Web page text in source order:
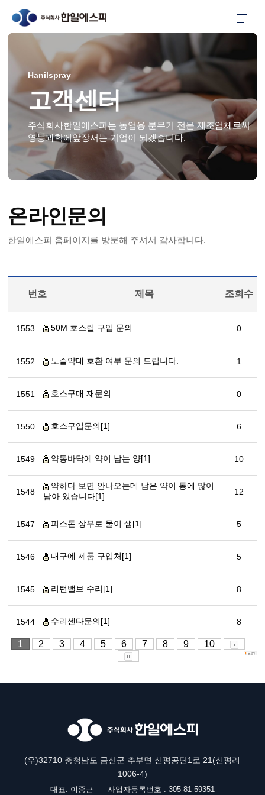
Hanilspray
고객센터
주식회사한일에스피는 농업용 분무기 전문 제조업체로써
영농과학에앞장서는 기업이 되겠습니다.
온라인문의
한일에스피 홈페이지를 방문해 주셔서 감사합니다.
번호 제목 조회수
1553 50M 호스릴 구입 문의 0
1552 노즐약대 호환 여부 문의 드립니다. 1
1551 호스구매 재문의 0
1550 호스구입문의[1] 6
1549 약통바닥에 약이 남는 양[1] 10
1548
약하다 보면 안나오는데 남은 약이 통에 많이
남아 있습니다[1]
12
1547 피스톤 상부로 물이 샘[1] 5
1546 대구에 제품 구입처[1] 5
1545 리턴밸브 수리[1] 8
1544 수리센타문의[1] 8
1 2 3 4 5 6 7 8 9 10
(우)32710 충청남도 금산군 추부면 신평공단1로 21(신평리
1006-4)
대표: 이종근 사업자등록번호 : 305-81-59351